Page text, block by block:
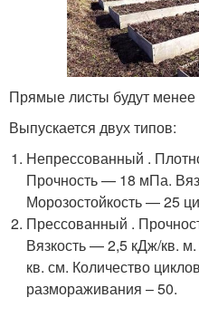
Прямые листы будут
Выпускается двух типов:
Непрессованный .
Прочность — 18 мПа.
Морозостойкость — 25
Прессованный .
Вязкость — 2,5 кДж/кв.
кв. см. Количество
размораживания – 50.